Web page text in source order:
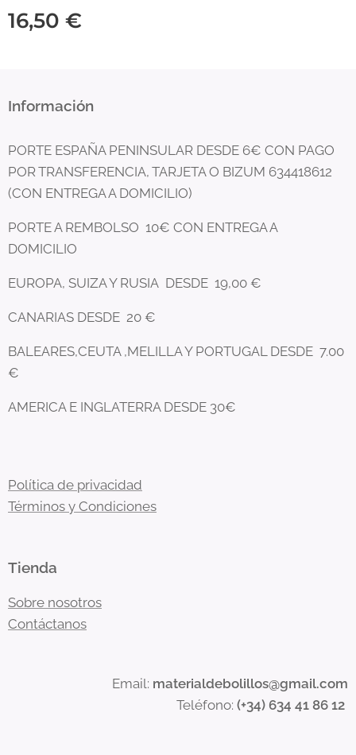
16,50 €
Información
PORTE ESPAÑA PENINSULAR DESDE 6€ CON PAGO
POR TRANSFERENCIA, TARJETA O BIZUM 634418612
(CON ENTREGA A DOMICILIO)
PORTE A REMBOLSO 10€ CON ENTREGA A
DOMICILIO
EUROPA, SUIZA Y RUSIA DESDE 19,00 €
CANARIAS DESDE 20 €
BALEARES,CEUTA ,MELILLA Y PORTUGAL DESDE 7.00
€
AMERICA E INGLATERRA DESDE 30€
Política de privacidad
Términos y Condiciones
Tienda
Sobre nosotros
Contáctanos
Email: materialdebolillos@gmail.com
Teléfono: (+34) 634 41 86 12